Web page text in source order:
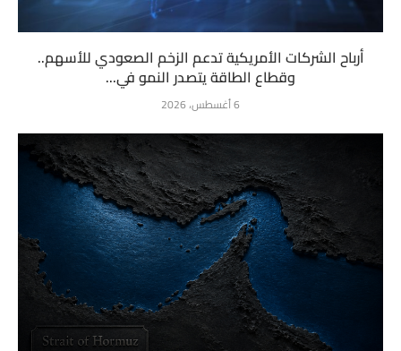
أرباح الشركات الأمريكية تدعم الزخم الصعودي للأسهم..
وقطاع الطاقة يتصدر النمو في...
6 أغسطس، 2026